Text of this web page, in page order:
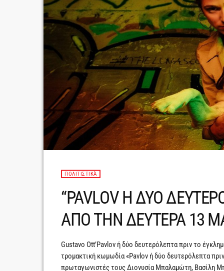
ΠΟΛΙΤΙΣΤΙΚΆ
“PAVLOV Η ΔΥΟ
ΑΠΟ ΤΗΝ ΔΕΥΤΕΡΑ 13
Gustavo Ott’Pavlov ή δύο δευτερόλεπτα πριν το
τρομακτική κωμωδία «Pavlov ή δύο δευτερόλεπτα
πρωταγωνιστές τους Διονυσία Μπαλαμώτη, Βασίλη